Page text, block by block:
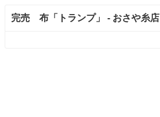
完売 布「トランプ」 - おさや糸店